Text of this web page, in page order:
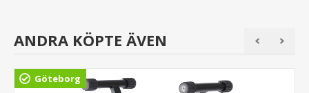
ANDRA KÖPTE ÄVEN
Göteborg